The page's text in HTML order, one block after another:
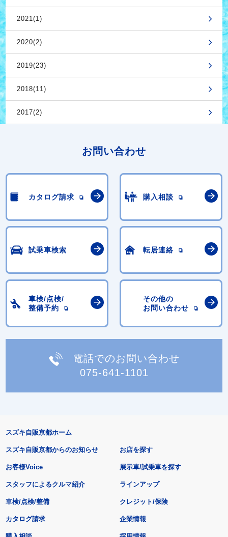
2021(1)
2020(2)
2019(23)
2018(11)
2017(2)
お問い合わせ
カタログ請求 購入相談
試乗車検索 転居連絡
車検/点検/
整備予約
その他の
お問い合わせ
電話でのお問い合わせ
075-641-1101
スズキ自販京都ホーム
スズキ自販京都からのお知らせ
お客様Voice
スタッフによるクルマ紹介
お店を探す
展示車/試乗車を探す
ラインアップ
車検/点検/整備 クレジット/保険
カタログ請求 企業情報